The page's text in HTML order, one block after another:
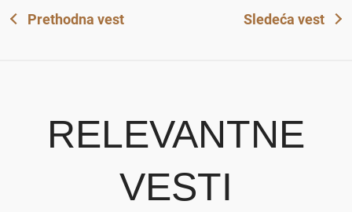
Prethodna vest Sledeća vest
RELEVANTNE
VESTI